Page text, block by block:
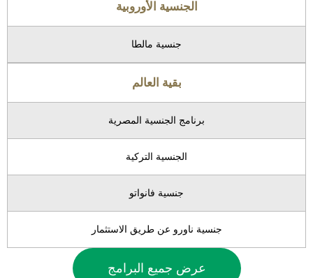
الجنسية الأوروبية
جنسية مالطا
بقية العالم
برنامج الجنسية المصرية
الجنسية التركية
جنسية فانواتو
جنسية ناورو عن طريق الاستثمار
عرض جميع البرامج